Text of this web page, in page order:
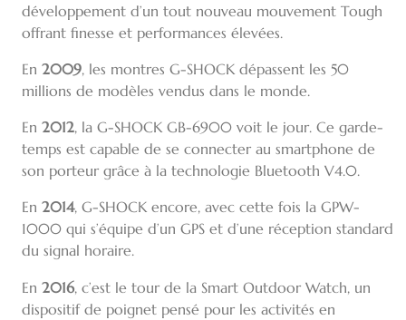
développement d’un tout nouveau mouvement Tough
offrant finesse et performances élevées.
En 2009, les montres G-SHOCK dépassent les 50
millions de modèles vendus dans le monde.
En 2012, la G-SHOCK GB-6900 voit le jour. Ce garde-
temps est capable de se connecter au smartphone de
son porteur grâce à la technologie Bluetooth V4.0.
En 2014, G-SHOCK encore, avec cette fois la GPW-
1000 qui s’équipe d’un GPS et d’une réception standard
du signal horaire.
En 2016, c’est le tour de la Smart Outdoor Watch, un
dispositif de poignet pensé pour les activités en